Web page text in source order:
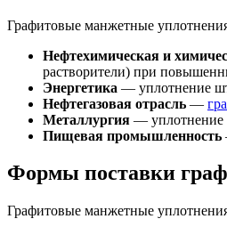
Графитовые манжетные
Нефтехимическая и
растворители) при
Энергетика — уплотнение
Нефтегазовая отрасль —
Металлургия — уплотнение
Пищевая промышленность
Формы поставки
Графитовые манжетные